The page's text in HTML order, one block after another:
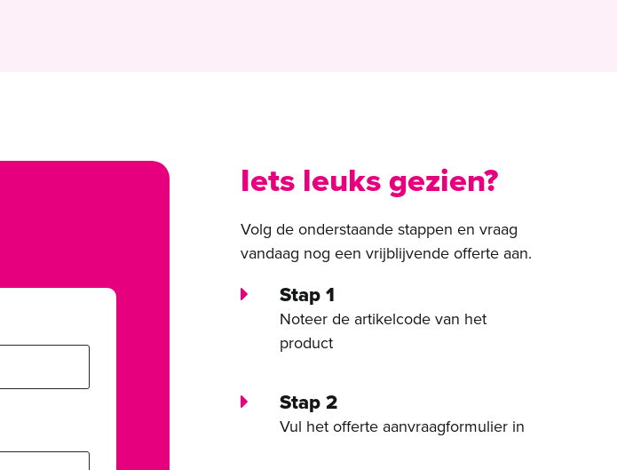
Iets leuks gezien?
Volg de onderstaande stappen en vraag
vandaag nog een vrijblijvende offerte aan.
Stap 1
Noteer de artikelcode van het
product
Stap 2
Vul het offerte aanvraagformulier in